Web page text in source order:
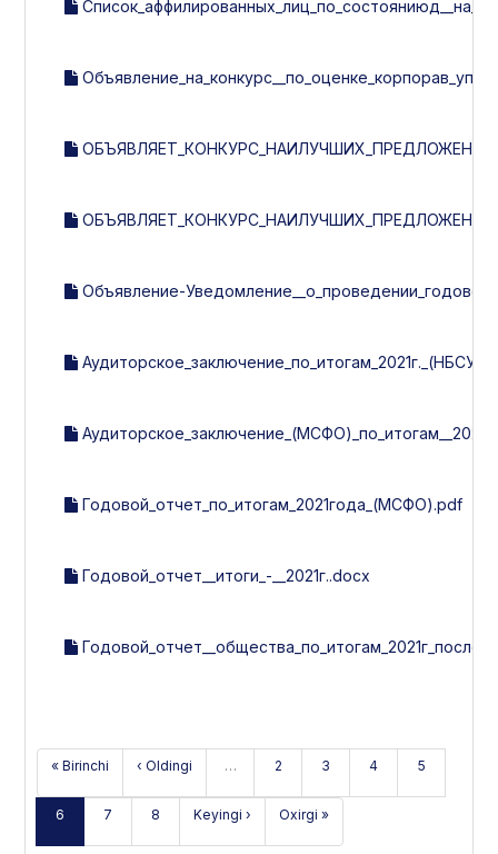
Объявление-
Годовой_отчет_по_итогам_2021года_(МСФО).pdf
Годовой_отчет__итоги_-__2021г..docx
« Birinchi ‹ Oldingi … 2 3 4 5
6 7 8 Keyingi › Oxirgi »